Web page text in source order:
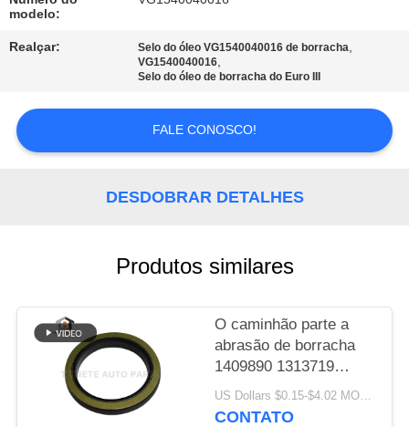
NOTÍCIA
MAPA
modelo:
Realçar: Selo do óleo VG1540040016 de borracha,
VG1540040016,
Selo do óleo de borracha do Euro III
FALE CONOSCO!
DESDOBRAR DETALHES
Produtos similares
O caminhão parte a
abrasão de borracha
1409890 1313719
resistentes do
envelhecimento da
US Dollars $0.15-$4.02 MOQ:10PCS
CONTATO